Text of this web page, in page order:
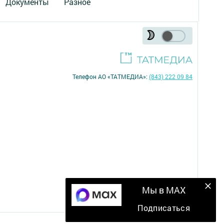
Мы в MAX
Подписаться
Телефон АО «ТАТМЕДИА»:(843) 222 09 84
16+